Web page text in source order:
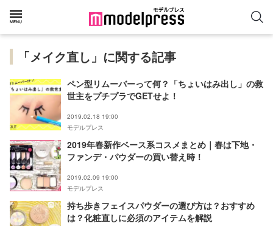
「メイク直し」に関する記事
ペン型リムーバーって何？「ちょいはみ出し」の救
世主をプチプラでGETせよ！
2019.02.18 19:00
モデルプレス
2019年春新作ベース系コスメまとめ｜春は下地・
ファンデ・パウダーの買い替え時！
2019.02.09 19:00
モデルプレス
持ち歩きフェイスパウダーの選び方は？おすすめ
は？化粧直しに必須のアイテムを解説